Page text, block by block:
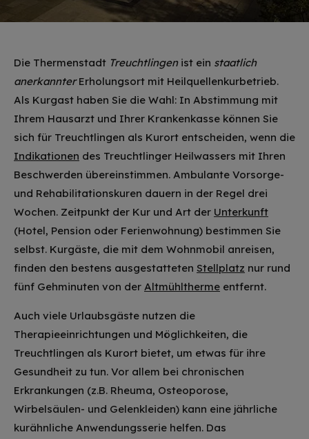
Die Thermenstadt Treuchtlingenist ein staatlich
anerkannterErholungsort mit Heilquellenkurbetrieb.
Als Kurgast haben Sie die Wahl: In Abstimmung mit
Ihrem Hausarzt und Ihrer Krankenkasse können Sie
sich für Treuchtlingen als Kurort entscheiden, wenn die
Indikationen des Treuchtlinger Heilwassers mit Ihren
Beschwerden übereinstimmen. Ambulante Vorsorge-
und Rehabilitationskuren dauern in der Regel drei
Wochen. Zeitpunkt der Kur und Art der Unterkunft
(Hotel, Pension oder Ferienwohnung) bestimmen Sie
selbst. Kurgäste, die mit dem Wohnmobil anreisen,
finden den bestens ausgestatteten Stellplatz nur rund
fünf Gehminuten von der Altmühltherme entfernt.
Auch viele Urlaubsgäste nutzen die
Therapieeinrichtungen und Möglichkeiten, die
Treuchtlingen als Kurort bietet, um etwas für ihre
Gesundheit zu tun. Vor allem bei chronischen
Erkrankungen (z.B. Rheuma, Osteoporose,
Wirbelsäulen- und Gelenkleiden) kann eine jährliche
kurähnliche Anwendungsserie helfen. Das